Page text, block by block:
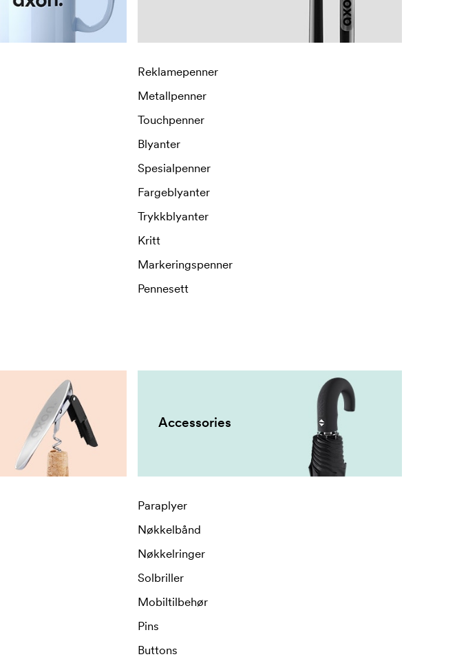
Reklamepenner
Metallpenner
Touchpenner
Blyanter
Spesialpenner
Fargeblyanter
Trykkblyanter
Kritt
Markeringspenner
Pennesett
Accessories
Paraplyer
Nøkkelbånd
Nøkkelringer
Solbriller
Mobiltilbehør
Pins
Buttons